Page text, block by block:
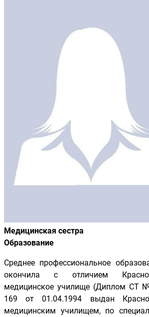
Медицинская сестра
Образование
Среднее профессиональное
окончила с отличием
медицинское училище (Диплом СТ
169 от 01.04.1994 выдан
медицинским училищем, по